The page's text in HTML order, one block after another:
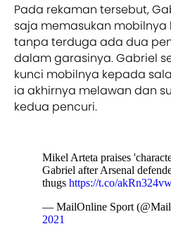
Pada rekaman tersebut,
saja memasukan mobilnya
tanpa terduga ada dua
dalam garasinya. Gabriel
kunci mobilnya kepada
ia akhirnya melawan dan
kedua pencuri.
Mikel Arteta praises
Gabriel after Arsenal
thugs https://t.co/
— MailOnline Sport
2021